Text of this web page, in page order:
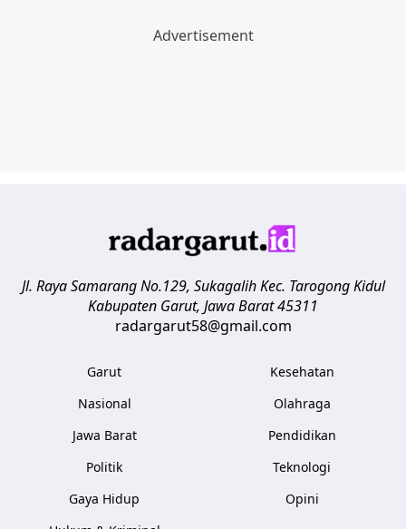
Jl. Raya Samarang No.129, Sukagalih Kec. Tarogong Kidul
Kabupaten Garut, Jawa Barat45311
radargarut58@gmail.com
Garut
Nasional
Jawa Barat
Politik
Gaya Hidup
Kesehatan
Olahraga
Pendidikan
Teknologi
Opini